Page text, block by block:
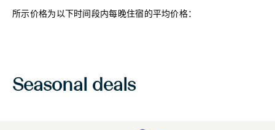
所示价格为以下时间段内每晚住宿的平均价格：
Seasonal deals